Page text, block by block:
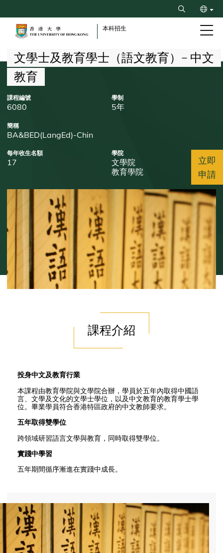
to
content
Search
本科招生
Breadcrumb
文學士及教育學士（語文教育）– 中文
教育
課程編號
6080
學制
5年
簡稱
BA&BED(LangEd)-Chin
每年收生名額
17
學院
文學院
教育學院
課程介紹
投身中文及教育行業
本課程由教育學院與文學院合辦，學員於五年內取得中國語
言、文學及文化的文學士學位，以及中文教育的教育學士學
位。畢業學員符合香港特區政府的中文教師要求。
五年取得雙學位
跨領域研習語言文學與教育，同時取得雙學位。
實踐中學習
五年期間循序漸進在實踐中成長。
立即
申請